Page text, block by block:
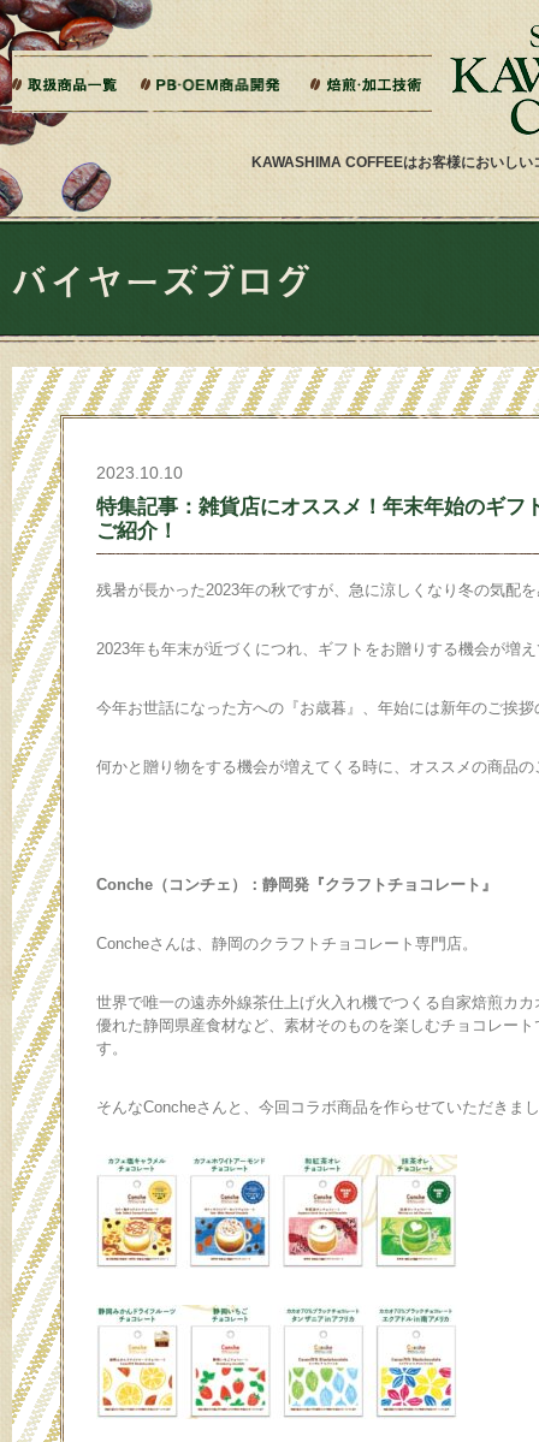
KAWASHIMA COFFEEはお客様においし
本文へジャンプ
ドリップバッグ加工
ティーバッグ加工
リキッドコーヒー加工
オーダー焙煎
パッケージデザイン・印刷
2023.10.10
特集記事：雑貨店にオススメ！年末年始のギフ
ご紹介！
残暑が長かった2023年の秋ですが、急に涼しくなり冬の気配
2023年も年末が近づくにつれ、ギフトをお贈りする機会が増
今年お世話になった方への『お歳暮』、年始には新年のご挨
何かと贈り物をする機会が増えてくる時に、オススメの商品の
Conche（コンチェ）：静岡発『クラフトチョコレート』
Concheさんは、静岡のクラフトチョコレート専門店。
世界で唯一の遠赤外線茶仕上げ火入れ機でつくる自家焙煎カカ
優れた静岡県産食材など、素材そのものを楽しむチョコレー
す。
そんなConcheさんと、今回コラボ商品を作らせていただきま